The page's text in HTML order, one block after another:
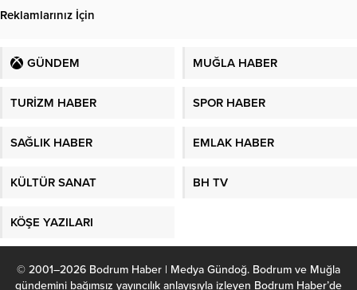
Reklamlarınız İçin
GÜNDEM MUĞLA HABER
TURİZM HABER SPOR HABER
SAĞLIK HABER EMLAK HABER
KÜLTÜR SANAT BH TV
KÖŞE YAZILARI
© 2001–2026 Bodrum Haber | Medya Gündoğ. Bodrum ve Muğla
gündemini bağımsız yayıncılık anlayışıyla izleyen Bodrum Haber’de